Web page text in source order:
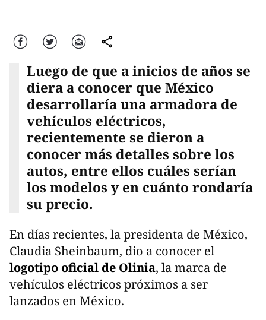
Facebook Twitter Correo comparte
Luego de que a inicios de años se
diera a conocer que México
desarrollaría una armadora de
vehículos eléctricos,
recientemente se dieron a
conocer más detalles sobre los
autos, entre ellos cuáles serían
los modelos y en cuánto rondaría
su precio.
En días recientes, la presidenta de México,
Claudia Sheinbaum, dio a conocer el
logotipo oficial de Olinia, la marca de
vehículos eléctricos próximos a ser
lanzados en México.